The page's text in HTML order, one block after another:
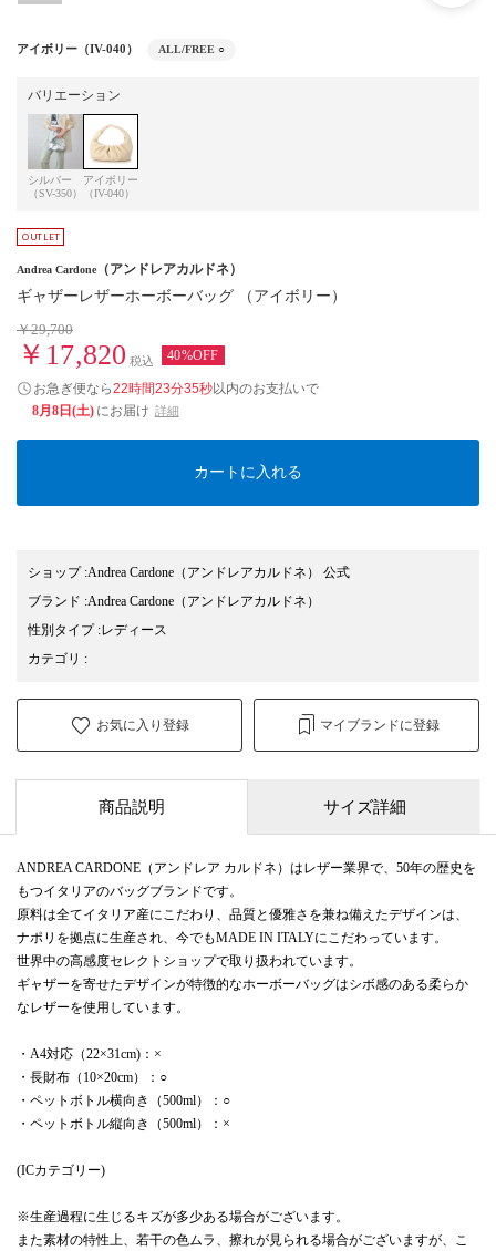
アイボリー（IV-040） ALL/FREE ○
バリエーション
シルバー
（SV-350）
アイボリー
（IV-040）
Andrea Cardone （アンドレアカルドネ）
ギャザーレザーホーボーバッグ （アイボリー）
￥29,700
￥17,820 税込 40%OFF
お急ぎ便なら22時間23分34秒以内のお支払いで
8月8日(土) にお届け 詳細
カートに入れる
ショップ:Andrea Cardone（アンドレアカルドネ） 公式
ブランド :Andrea Cardone （アンドレアカルドネ）
性別タイプ:レディース
カテゴリ :
お気に入り登録 マイブランドに登録
商品説明 サイズ詳細
ANDREA CARDONE（アンドレア カルドネ）はレザー業界で、50年の歴史を
もつイタリアのバッグブランドです。
原料は全てイタリア産にこだわり、品質と優雅さを兼ね備えたデザインは、
ナポリを拠点に生産され、今でもMADE IN ITALYにこだわっています。
世界中の高感度セレクトショップで取り扱われています。
ギャザーを寄せたデザインが特徴的なホーボーバッグはシボ感のある柔らか
なレザーを使用しています。
・A4対応（22×31cm)：×
・長財布（10×20cm）：○
・ペットボトル横向き（500ml）：○
・ペットボトル縦向き（500ml）：×
(ICカテゴリー)
※生産過程に生じるキズが多少ある場合がございます。
また素材の特性上、若干の色ムラ、擦れが見られる場合がございますが、こ